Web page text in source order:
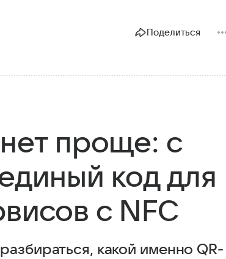
Поделиться
проще: с
код для
с NFC
какой именно QR-